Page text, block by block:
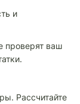
и
проверят ваш
Рассчитайте